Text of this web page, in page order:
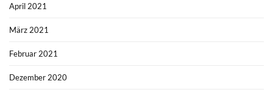
April 2021
März 2021
Februar 2021
Dezember 2020